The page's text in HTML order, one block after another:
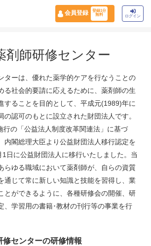
会員登録
登録1分
無料
ログイン
剤師研修センター
ターは、優れた薬学的ケアを行なうことの
る社会的要請に応えるために、薬剤師の生
することを目的として、平成元(1989)年に
の認可のもとに設立された財団法人です。
行の「公益法人制度改革関連法」に基づ
内閣総理大臣より公益財団法人移行認定を
日に公益財団法人に移行いたしました。当
らゆる職域において薬剤師が、自らの資質
通じて常に新しい知識と技能を習得し、業
とができるように、各種研修会の開催、研
、学習用の書籍･教材の刊行等の事業を行
修センターの研修情報